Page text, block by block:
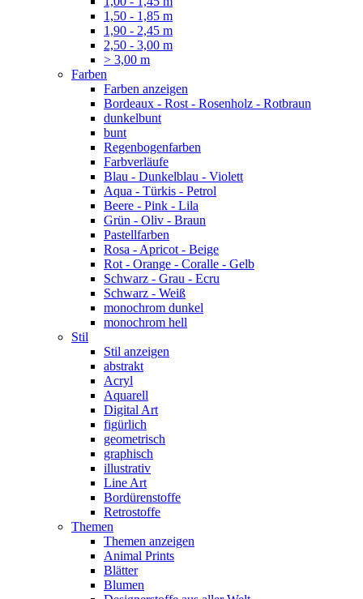
1,50 - 1,85 m
1,90 - 2,45 m
2,50 - 3,00 m
> 3,00 m
Farben
Farben anzeigen
Bordeaux - Rost - Rosenholz - Rotbraun
dunkelbunt
bunt
Regenbogenfarben
Farbverläufe
Blau - Dunkelblau - Violett
Aqua - Türkis - Petrol
Beere - Pink - Lila
Grün - Oliv - Braun
Pastellfarben
Rosa - Apricot - Beige
Rot - Orange - Coralle - Gelb
Schwarz - Grau - Ecru
Schwarz - Weiß
monochrom dunkel
monochrom hell
Stil
Stil anzeigen
abstrakt
Acryl
Aquarell
Digital Art
figürlich
geometrisch
graphisch
illustrativ
Line Art
Bordürenstoffe
Retrostoffe
Themen
Themen anzeigen
Animal Prints
Blätter
Blumen